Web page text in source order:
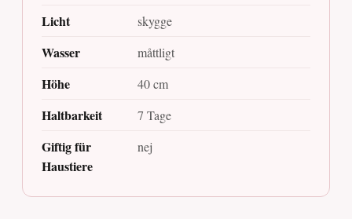
Licht skygge
Wasser måttligt
Höhe 40 cm
Haltbarkeit 7 Tage
Giftig für
Haustiere
nej